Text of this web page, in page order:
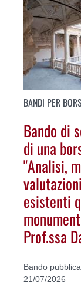
BANDI PER
Bando di
di una
"Analisi,
esistenti
Prof.ssa
Bando
21/07/2026